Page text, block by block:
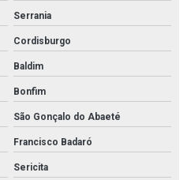
Serrania
Cordisburgo
Baldim
Bonfim
São Gonçalo do Abaeté
Francisco Badaró
Sericita